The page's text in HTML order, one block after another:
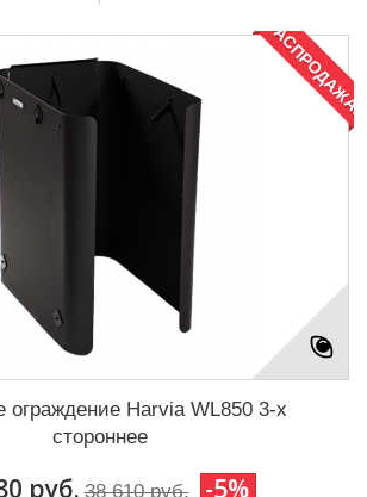
РАСПРОДАЖА!
ограждение Harvia WL850 3-х
стороннее
руб. 38 610 руб. -5%